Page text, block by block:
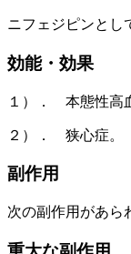
ニフェジピンとし
効能・効果
１）． 本態性高
２）． 狭心症。
副作用
次の副作用があら